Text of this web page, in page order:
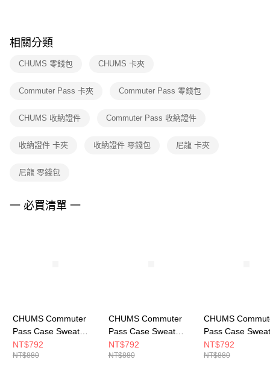
※ 交易是否成功請以「AFTEE先享後付 」之結帳頁面顯示為準，若有關於
是否繳費成功／繳費後需取消欲退款等相關疑問，請聯繫「AFTEE先享後付
客戶支援中心」https://netprotections.freshdesk.com/support/home
１．透過由恩沛科技股份有限公司提供之「AFTEE先享後付」服務完成之交
權轉讓予恩沛科技股份有限公司。
３．未成年的使用者請事先徵得法定代理人或監護人之同意方可使用
任。
請求用戶進行身份認證。
５．嚴禁一人註冊多個帳號或使用他人資訊註冊。若發現惡意使用之情形，
相關分類
CHUMS 零錢包 CHUMS 卡夾
Commuter Pass 卡夾 Commuter Pass 零錢包
CHUMS 收納證件 Commuter Pass 收納證件
收納證件 卡夾 收納證件 零錢包 尼龍 卡夾
尼龍 零錢包
一 必買清單 一
CHUMS Commuter
Pass Case Sweat
Nylon卡夾零錢包
CH603619K018
NT$792
NT$880
CHUMS Commuter
Pass Case Sweat
Nylon卡夾零錢包
CH603619N016
NT$792
NT$880
CHUMS
Pass Case Sweat
Nylon卡夾零錢包
CH603619G019
NT$792
NT$880